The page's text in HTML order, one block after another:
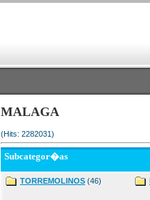
MALAGA
(Hits: 2282031)
Subcategor�as
TORREMOLINOS (46)